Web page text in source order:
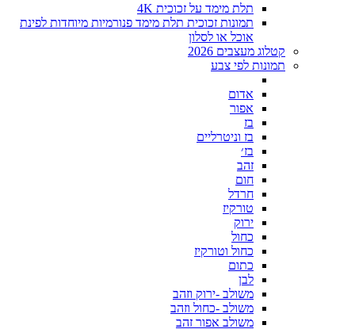
תלת מימד על זכוכית 4K
תמונות זכוכית תלת מימד פנורמיות מיוחדות לפינת
אוכל או לסלון
קטלוג מעצבים 2026
תמונות לפי צבע
אדום
אפור
בז
בז וניטרליים
בז׳
זהב
חום
חרדל
טורקיז
ירוק
כחול
כחול וטורקיז
כתום
לבן
משולב -ירוק וזהב
משולב -כחול וזהב
משולב אפור זהב